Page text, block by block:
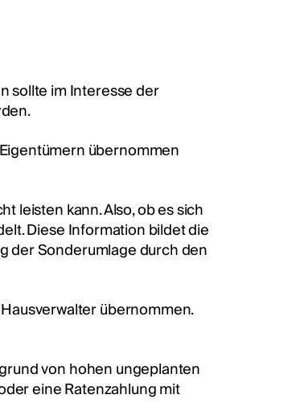
sollte im Interesse der
übernommen
leisten kann. Also, ob es sich
Diese Information bildet die
der Sonderumlage durch den
übernommen.
von hohen ungeplanten
eine Ratenzahlung mit